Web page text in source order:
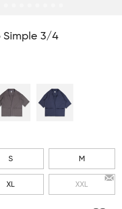
Simple 3/4
S M
XL XXL